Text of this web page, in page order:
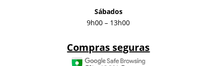
Sábados
9h00 – 13h00
Compras seguras